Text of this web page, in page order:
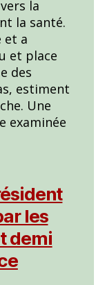
la
la santé.
et a
et place
des
estiment
Une
examinée
les
demi